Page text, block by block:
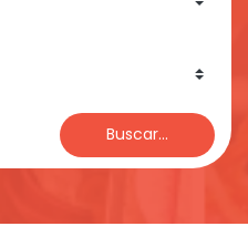
Buscar...